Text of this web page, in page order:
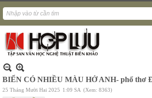
BIỂN CÓ NHIỀU MÀU HỞ ANH- phổ thơ
25 Tháng Mười Hai 2025 1:09 SA (Xem: 8363)